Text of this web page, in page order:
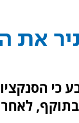
את
כי
בתוקף,